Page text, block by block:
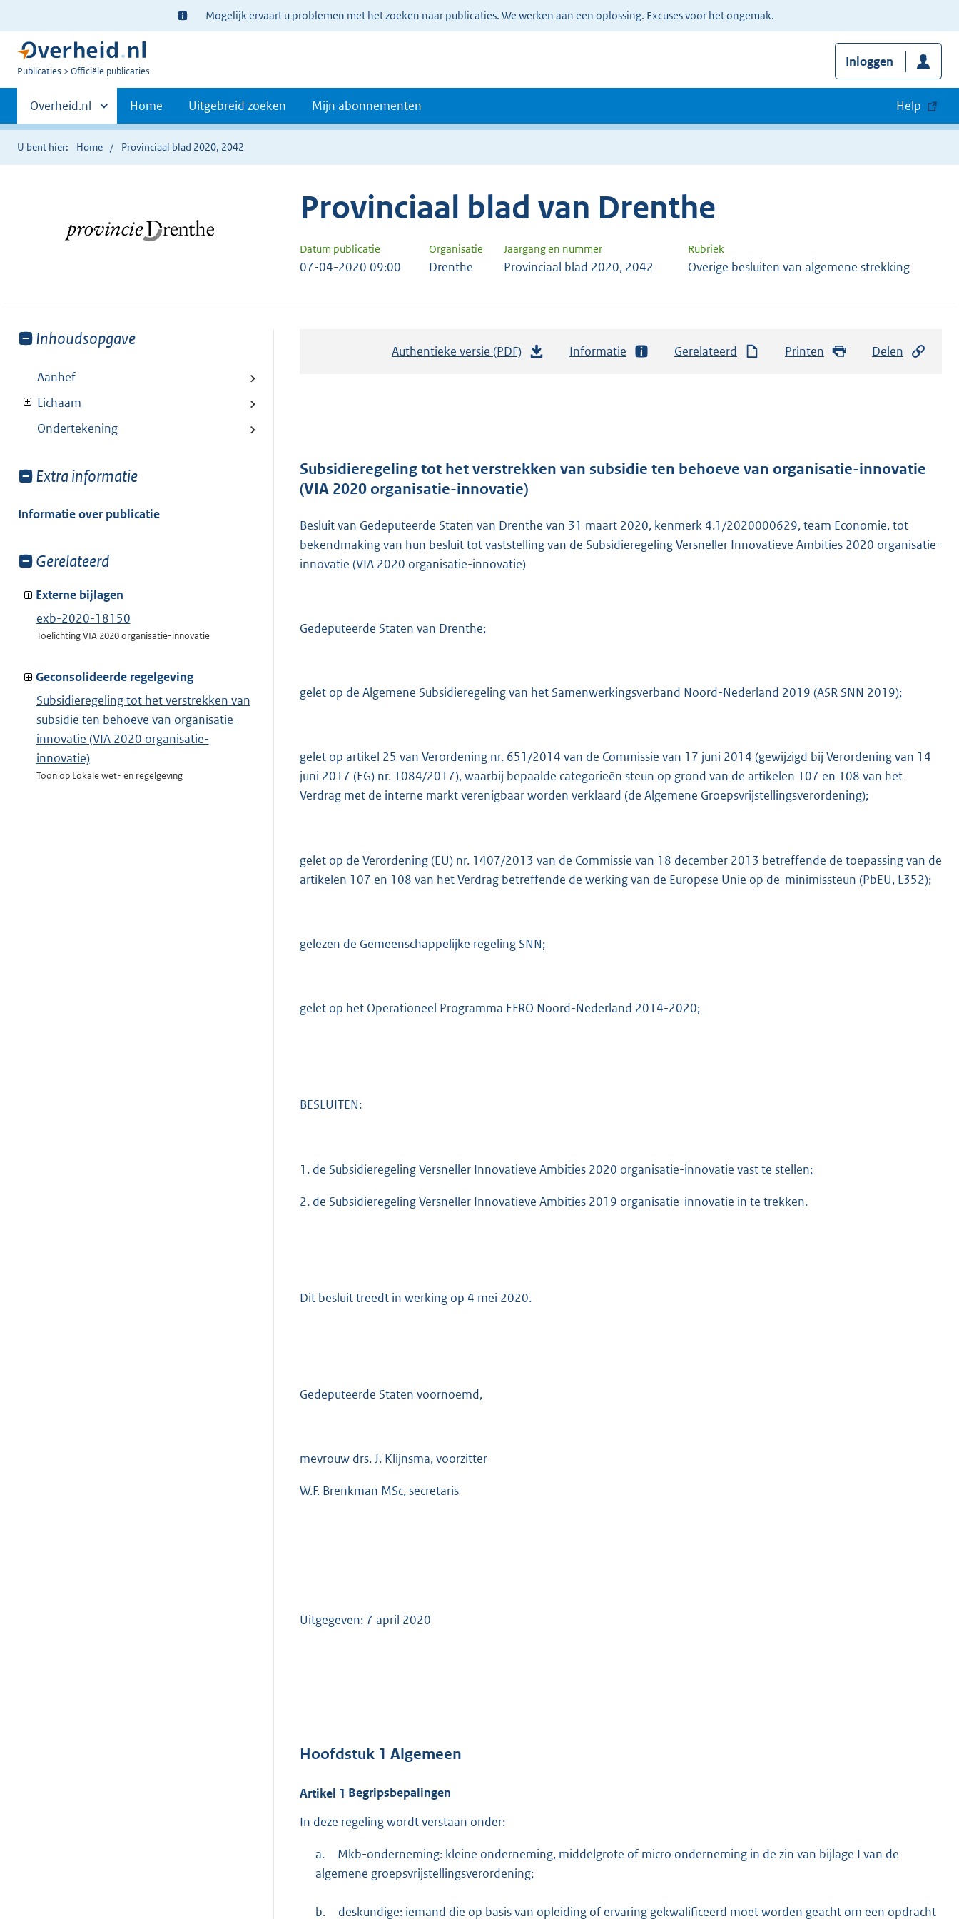
Ter
informatie:
Mogelijk ervaart u problemen met het zoeken naar publicaties. We werken aan een oplossing. Excuses voor het ongemak.
U
Publicaties Officiële publicaties
Inloggen
Primaire
navigatie
Andere
sites
binnen
Overheid.nl Home Uitgebreid zoeken Mijn abonnementen Help
U bent hier: Home Provinciaal blad 2020, 2042
Provinciaal blad van Drenthe
Datum publicatie Organisatie Jaargang en nummer Rubriek
07-04-2020 09:00 Drenthe Provinciaal blad 2020, 2042 Overige besluiten van algemene strekking
Toon
van:
Inhoudsopgave
Aanhef
Lichaam
Ondertekening
Toon
van:
Extra informatie
Informatie over publicatie
Toon
van:
Gerelateerd
Externe bijlagen
exb-2020-18150
Toelichting VIA 2020 organisatie-innovatie
Geconsolideerde regelgeving
Subsidieregeling tot het verstrekken van
subsidie ten behoeve van organisatie-
innovatie (VIA 2020 organisatie-
innovatie)
Toon op Lokale wet- en regelgeving
Authentieke versie (PDF)
d
s
r
o
o
0
Informatie Gerelateerd Printen Delen
Subsidieregeling tot het verstrekken van subsidie ten behoeve van organisatie-innovatie
(VIA 2020 organisatie-innovatie)
Besluit van Gedeputeerde Staten van Drenthe van 31 maart 2020, kenmerk 4.1/2020000629, team Economie, tot
bekendmaking van hun besluit tot vaststelling van de Subsidieregeling Versneller Innovatieve Ambities 2020 organisatie-
innovatie (VIA 2020 organisatie-innovatie)
Gedeputeerde Staten van Drenthe;
gelet op de Algemene Subsidieregeling van het Samenwerkingsverband Noord-Nederland 2019 (ASR SNN 2019);
gelet op artikel 25 van Verordening nr. 651/2014 van de Commissie van 17 juni 2014 (gewijzigd bij Verordening van 14
juni 2017 (EG) nr. 1084/2017), waarbij bepaalde categorieën steun op grond van de artikelen 107 en 108 van het
Verdrag met de interne markt verenigbaar worden verklaard (de Algemene Groepsvrijstellingsverordening);
gelet op de Verordening (EU) nr. 1407/2013 van de Commissie van 18 december 2013 betreffende de toepassing van de
artikelen 107 en 108 van het Verdrag betreffende de werking van de Europese Unie op de-minimissteun (PbEU, L352);
gelezen de Gemeenschappelijke regeling SNN;
gelet op het Operationeel Programma EFRO Noord-Nederland 2014-2020;
BESLUITEN:
1. de Subsidieregeling Versneller Innovatieve Ambities 2020 organisatie-innovatie vast te stellen;
2. de Subsidieregeling Versneller Innovatieve Ambities 2019 organisatie-innovatie in te trekken.
Dit besluit treedt in werking op 4 mei 2020.
Gedeputeerde Staten voornoemd,
mevrouw drs. J. Klijnsma, voorzitter
W.F. Brenkman MSc, secretaris
Uitgegeven: 7 april 2020
Hoofdstuk 1 Algemeen
Artikel 1 Begripsbepalingen
In deze regeling wordt verstaan onder:
a.
Mkb-onderneming: kleine onderneming, middelgrote of micro onderneming in de zin van bijlage I van de
algemene groepsvrijstellingsverordening;
b. deskundige: iemand die op basis van opleiding of ervaring gekwalificeerd moet worden geacht om een opdracht